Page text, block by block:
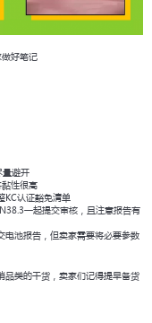
好笔记
量避开
性很高
KC认证豁免清单
一起提交审核，且注意报告有
电池报告，但卖家需要将必要参数
品类的干货，卖家们记得提早备货